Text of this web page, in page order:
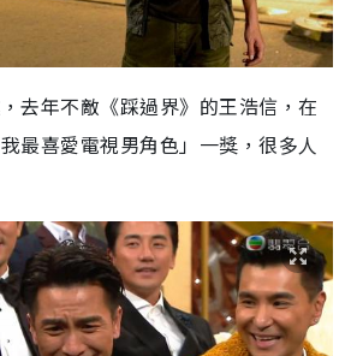
去年不敵《踩過界》的王浩信，在
最喜愛電視男角色」一獎，很多人